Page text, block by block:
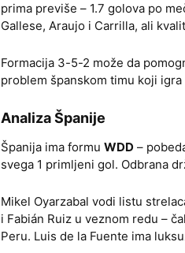
prima previše – 1.7 golova po
Gallese, Araujo i Carrilla, ali
Formacija 3-5-2 može da
problem španskom timu koji
Analiza Španije
Španija ima formu WDD –
svega 1 primljeni gol. Odbrana
Mikel Oyarzabal vodi listu
i Fabián Ruiz u veznom redu –
Peru. Luis de la Fuente ima